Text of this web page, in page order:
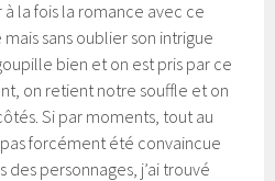
la fois la romance avec ce
sans oublier son intrigue
bien et on est pris par ce
on retient notre souffle et on
Si par moments, tout au
forcément été convaincue
personnages, j’ai trouvé